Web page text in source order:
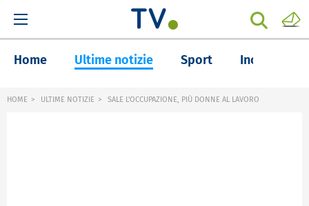
Home Ultime notizie Sport Inchieste
HOME ULTIME NOTIZIE SALE L'OCCUPAZIONE, PIÙ DONNE AL LAVORO